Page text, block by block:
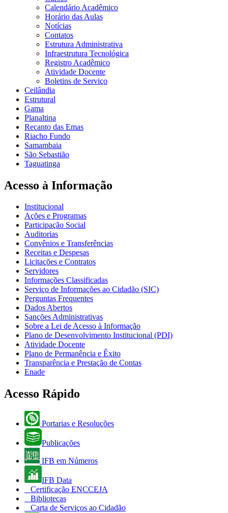
Calendário Acadêmico
Horário das Aulas
Notícias
Contatos
Estrutura Administrativa
Infraestrutura Tecnológica
Registro Acadêmico
Atividade Docente
Boletins de Serviço
Ceilândia
Estrutural
Gama
Planaltina
Recanto das Emas
Riacho Fundo
Samambaia
São Sebastião
Taguatinga
Acesso à Informação
Institucional
Ações e Programas
Participação Social
Auditorias
Convênios e Transferências
Receitas e Despesas
Licitações e Contratos
Servidores
Informações Classificadas
Serviço de Informações ao Cidadão (SIC)
Perguntas Frequentes
Dados Abertos
Sanções Administrativas
Sobre a Lei de Acesso à Informação
Plano de Desenvolvimento Institucional (PDI)
Atividade Docente
Plano de Permanência e Êxito
Transparência e Prestação de Contas
Enade
Acesso Rápido
Portarias e Resoluções
Publicações
IFB em Números
IFB Data
Certificação ENCCEJA
Bibliotecas
Carta de Serviços ao Cidadão